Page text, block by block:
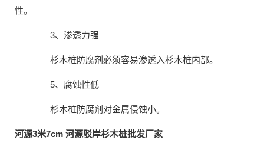
性。
3、渗透力强
杉木桩防腐剂必须容易渗透入杉木桩内部。
5、腐蚀性低
杉木桩防腐剂对金属侵蚀小。
河源3米7cm 河源驳岸杉木桩批发厂家